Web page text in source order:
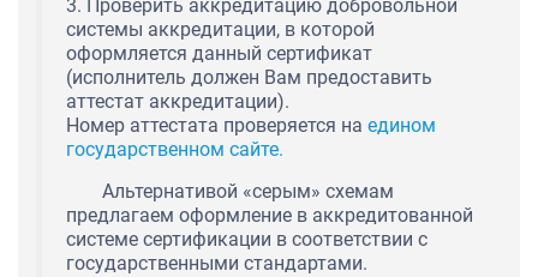
3. Проверить аккредитацию добровольной
системы аккредитации, в которой
оформляется данный сертификат
(исполнитель должен Вам предоставить
аттестат аккредитации).
Номер аттестата проверяется на едином
государственном сайте.
Альтернативой «серым» схемам
предлагаем оформление в аккредитованной
системе сертификации в соответствии с
государственными стандартами.